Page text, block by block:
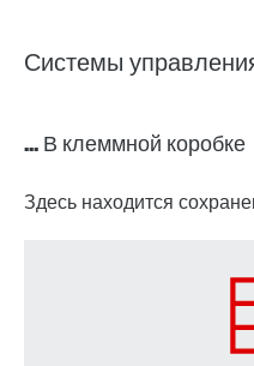
Системы
... В клеммной коробке
Здесь находится